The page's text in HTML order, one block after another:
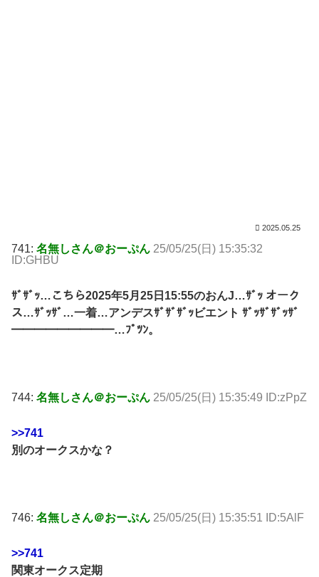
2025.05.25
741: 名無しさん＠おーぷん 25/05/25(日) 15:35:32
ID:GHBU
ｻﾞｻﾞｯ…こちら2025年5月25日15:55のおんJ…ｻﾞｯ オーク
ス…ｻﾞｯｻﾞ…一着…アンデスｻﾞｻﾞｻﾞｯビエント ｻﾞｯｻﾞｻﾞｯｻﾞ
━━━━━━━━━…ﾌﾟﾂﾝ。
744: 名無しさん＠おーぷん 25/05/25(日) 15:35:49 ID:zPpZ
>>741
別のオークスかな？
746: 名無しさん＠おーぷん 25/05/25(日) 15:35:51 ID:5AlF
>>741
関東オークス定期